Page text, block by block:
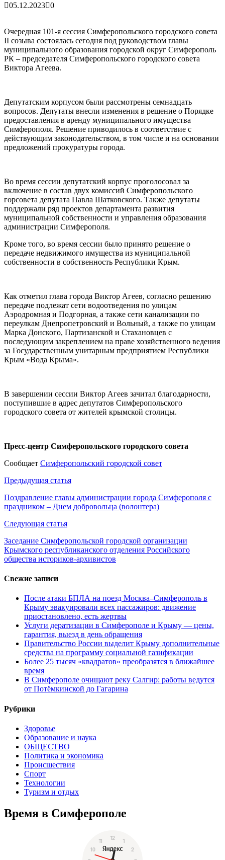
В Симферополе очищают реку Салгир: работы ведутся
05.12.2023 0
Очередная 101-я сессия Симферопольского городского совета
II созыва состоялась сегодня под руководством главы
муниципального образования городской округ Симферополь
РК – председателя Симферопольского городского совета
Виктора Агеева.
Депутатским корпусом были рассмотрены семнадцать
вопросов. Депутаты внесли изменения в решение о Порядке
предоставления в аренду муниципального имущества
Симферополя. Решение приводилось в соответствие с
действующим законодательством, в том числе и на основании
предложений прокуратуры города.
Во время сессии депутатский корпус проголосовал за
включение в состав двух комиссий Симферопольского
горсовета депутата Павла Шатковского. Также депутаты
поддержали ряд проектов департамента развития
муниципальной собственности и управления образования
администрации Симферополя.
Кроме того, во время сессии было принято решение о
передаче недвижимого имущества из муниципальной
собственности в собственность Республики Крым.
Как отметил глава города Виктор Агеев, согласно решению
передаче подлежат сети водоотведения по улицам
Аэродромная и Подгорная, а также сети канализации по
переулкам Днепропетровский и Вольный, а также по улицам
Марка Донского, Партизанской и Стахановцев с
последующим закреплением на праве хозяйственного ведения
за Государственным унитарным предприятием Республики
Крым «Вода Крыма».
В завершении сессии Виктор Агеев зачитал благодарности,
поступившие в адрес депутатов Симферопольского
городского совета от жителей крымской столицы.
Пресс-центр Симферопольского городского совета
Сообщает Симферопольский городской совет
Навигация
по
записям
Предыдущая статья
Поздравление главы администрации города Симферополя с
праздником – Днем добровольца (волонтера)
Следующая статья
Заседание Симферопольской городской организации
Крымского республиканского отделения Российского
общества историков-архивистов
Свежие записи
После атаки БПЛА на поезд Москва–Симферополь в
Крыму эвакуировали всех пассажиров: движение
приостановлено, есть жертвы
Услуги дератизации в Симферополе и Крыму — цены,
гарантия, выезд в день обращения
Правительство России выделит Крыму дополнительные
средства на программу социальной газификации
Более 25 тысяч «квадратов» преобразятся в ближайшее
время
В Симферополе очищают реку Салгир: работы ведутся
от Потёмкинской до Гагарина
Рубрики
Здоровье
Образование и наука
ОБЩЕСТВО
Политика и экономика
Происшествия
Спорт
Технологии
Туризм и отдых
Время в Симферополе